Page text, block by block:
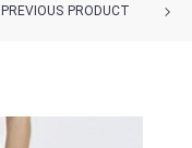
PREVIOUS PRODUCT